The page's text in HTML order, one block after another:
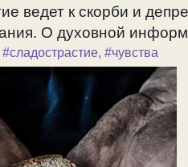
ведет к скорби и
О духовной
#сладострастие, #чувства